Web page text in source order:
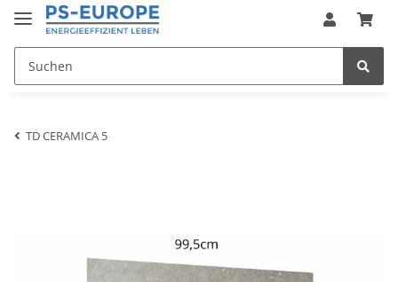
TD CERAMICA 5